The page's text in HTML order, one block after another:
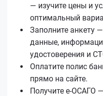
— изучите цены и
оптимальный
Заполните анкету
данные,
удостоверения и
Оплатите полис
прямо на сайте.
Получите е‑ОСАГО